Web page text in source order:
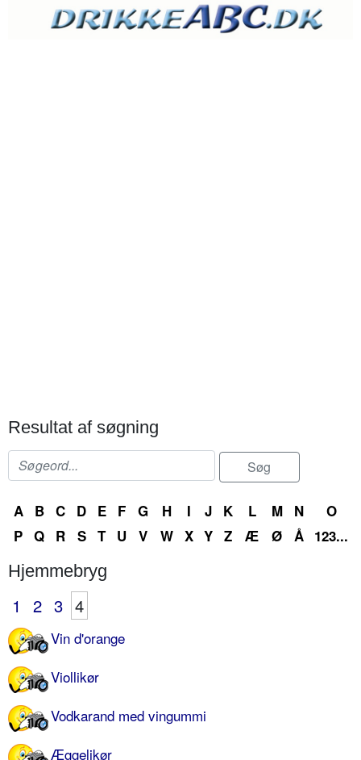
Resultat af søgning
A B C D E F G H I J K L M N
O
P Q R S T U V W X Y Z Æ Ø Å 123...
Hjemmebryg
1 2 3 4
Vin d'orange
Viollikør
Vodkarand med vingummi
Æggelikør